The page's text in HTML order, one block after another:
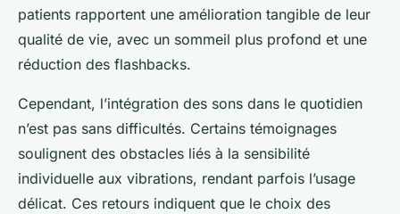
patients rapportent une amélioration tangible de leur
qualité de vie, avec un sommeil plus profond et une
réduction des flashbacks.
Cependant, l’intégration des sons dans le quotidien
n’est pas sans difficultés. Certains témoignages
soulignent des obstacles liés à la sensibilité
individuelle aux vibrations, rendant parfois l’usage
délicat. Ces retours indiquent que le choix des